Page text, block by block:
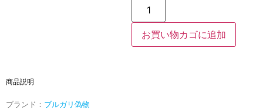
お買い物カゴに追加
商品説明
ブランド： ブルガリ偽物